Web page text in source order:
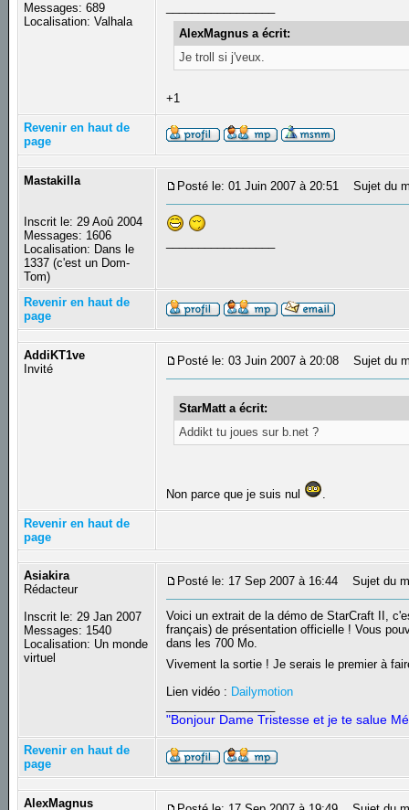
Messages: 689
Localisation: Valhala
AlexMagnus a écrit:
Je troll si j'veux.
+1
Revenir en haut de
page
Mastakilla
Inscrit le: 29 Aoû 2004
Messages: 1606
Localisation: Dans le
1337 (c'est un Dom-
Tom)
Posté le: 01 Juin 2007 à 20:51 Sujet du
Revenir en haut de
page
AddiKT1ve
Invité
Posté le: 03 Juin 2007 à 20:08 Sujet du
StarMatt a écrit:
Addikt tu joues sur b.net ?
Non parce que je suis nul
Revenir en haut de
page
Asiakira
Rédacteur
Inscrit le: 29 Jan 2007
Messages: 1540
Localisation: Un monde
virtuel
Posté le: 17 Sep 2007 à 16:44 Sujet du
Voici un extrait de la démo de StarCraft II,
français) de présentation officielle ! Vous
dans les 700 Mo.
Vivement la sortie ! Je serais le premier à
Lien vidéo : Dailymotion
"Bonjour Dame Tristesse et je te salue
Revenir en haut de
page
AlexMagnus